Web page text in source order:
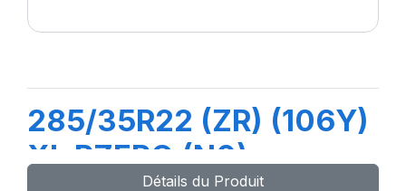
285/35R22 (ZR) (106Y)
XL PZERO (N0)
Détails du Produit